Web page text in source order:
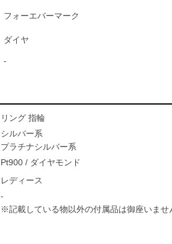
フォーエバーマーク
ダイヤ
-
リング 指輪
シルバー系
プラチナシルバー系
Pt900 / ダイヤモンド
レディース
-
※記載している物以外の付属品は御座いませ